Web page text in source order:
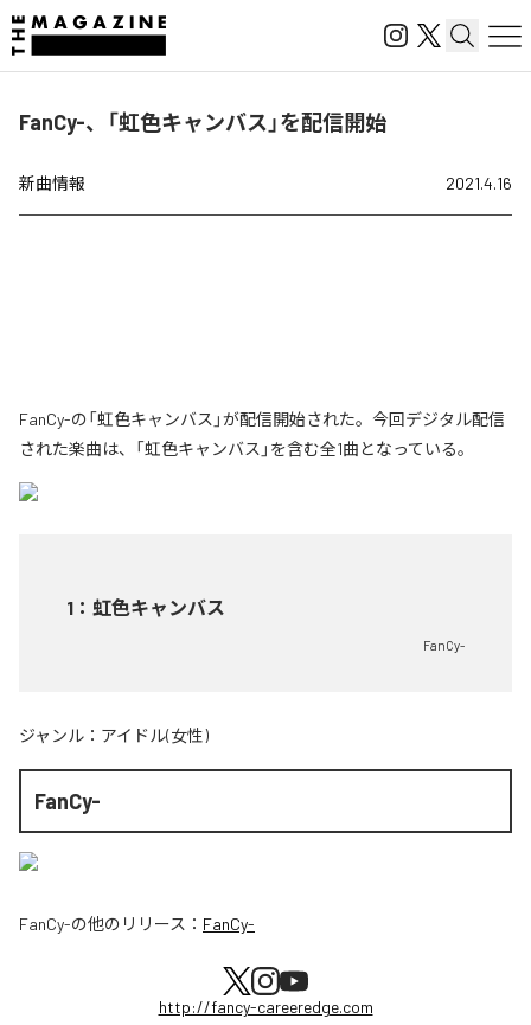
FanCy-、「虹色キャンバス」を配信開始
新曲情報 2021.4.16
FanCy-の「虹色キャンバス」が配信開始された。今回デジタル配信
された楽曲は、「虹色キャンバス」を含む全1曲となっている。
1 ： 虹色キャンバス
FanCy-
ジャンル： アイドル(女性)
FanCy-
FanCy-の他のリリース： FanCy-
http://fancy-careeredge.com